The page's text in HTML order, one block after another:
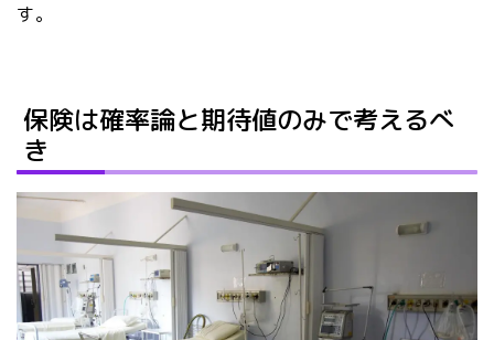
す。
保険は確率論と期待値のみで考えるべ
き